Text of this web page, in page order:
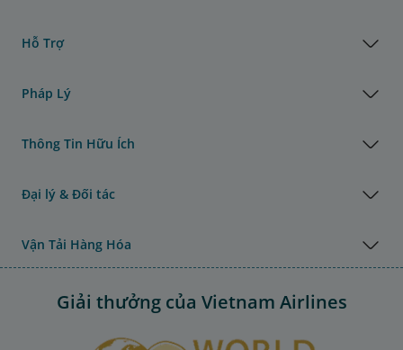
Hỗ Trợ
Pháp Lý
Thông Tin Hữu Ích
Đại lý & Đối tác
Vận Tải Hàng Hóa
Giải thưởng của Vietnam Airlines